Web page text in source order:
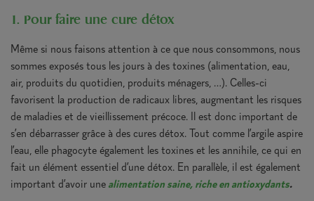
1. Pour faire une cure détox
Même si nous faisons attention à ce que nous consommons, nous
sommes exposés tous les jours à des toxines (alimentation, eau,
air, produits du quotidien, produits ménagers, …). Celles-ci
favorisent la production de radicaux libres, augmentant les risques
de maladies et de vieillissement précoce. Il est donc important de
s’en débarrasser grâce à des cures détox. Tout comme l’argile aspire
l’eau, elle phagocyte également les toxines et les annihile, ce qui en
fait un élément essentiel d’une détox. En parallèle, il est également
important d’avoir une alimentation saine, riche en antioxydants.